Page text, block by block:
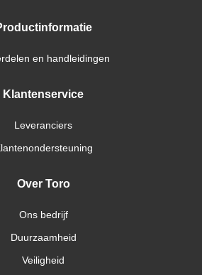
en handleidingen
Klantenservice
Leveranciers
Over Toro
Ons bedrijf
Duurzaamheid
Veiligheid